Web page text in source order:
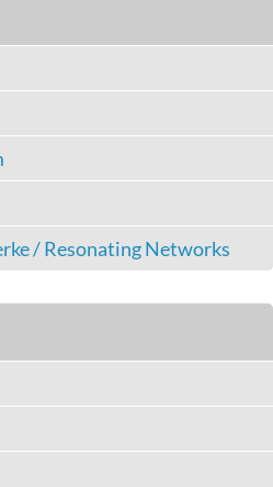
/ Resonating Networks